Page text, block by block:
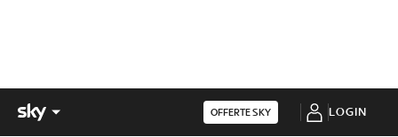
OFFERTE SKY LOGIN